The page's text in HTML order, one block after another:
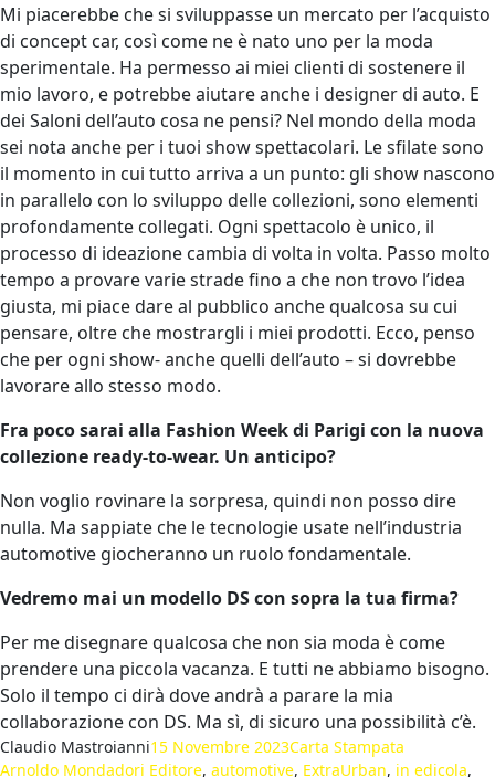
Mi piacerebbe che si sviluppasse un mercato per l’acquisto
di concept car, così come ne è nato uno per la moda
sperimentale. Ha permesso ai miei clienti di sostenere il
mio lavoro, e potrebbe aiutare anche i designer di auto. E
dei Saloni dell’auto cosa ne pensi? Nel mondo della moda
sei nota anche per i tuoi show spettacolari. Le sfilate sono
il momento in cui tutto arriva a un punto: gli show nascono
in parallelo con lo sviluppo delle collezioni, sono elementi
profondamente collegati. Ogni spettacolo è unico, il
processo di ideazione cambia di volta in volta. Passo molto
tempo a provare varie strade fino a che non trovo l’idea
giusta, mi piace dare al pubblico anche qualcosa su cui
pensare, oltre che mostrargli i miei prodotti. Ecco, penso
che per ogni show- anche quelli dell’auto – si dovrebbe
lavorare allo stesso modo.
Fra poco sarai alla Fashion Week di Parigi con la nuova
collezione ready-to-wear. Un anticipo?
Non voglio rovinare la sorpresa, quindi non posso dire
nulla. Ma sappiate che le tecnologie usate nell’industria
automotive giocheranno un ruolo fondamentale.
Vedremo mai un modello DS con sopra la tua firma?
Per me disegnare qualcosa che non sia moda è come
prendere una piccola vacanza. E tutti ne abbiamo bisogno.
Solo il tempo ci dirà dove andrà a parare la mia
collaborazione con DS. Ma sì, di sicuro una possibilità c’è.
Claudio Mastroianni15 Novembre 2023Carta Stampata
Arnoldo Mondadori Editore, automotive, ExtraUrban, in edicola